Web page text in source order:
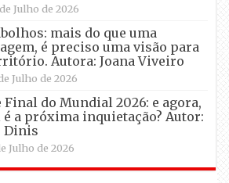
Julho de 2026
mais do que uma
é preciso uma visão para
Autora: Joana Viveiro
Julho de 2026
Final do Mundial 2026: e agora,
é a próxima inquietação? Autor:
Dinis
Julho de 2026